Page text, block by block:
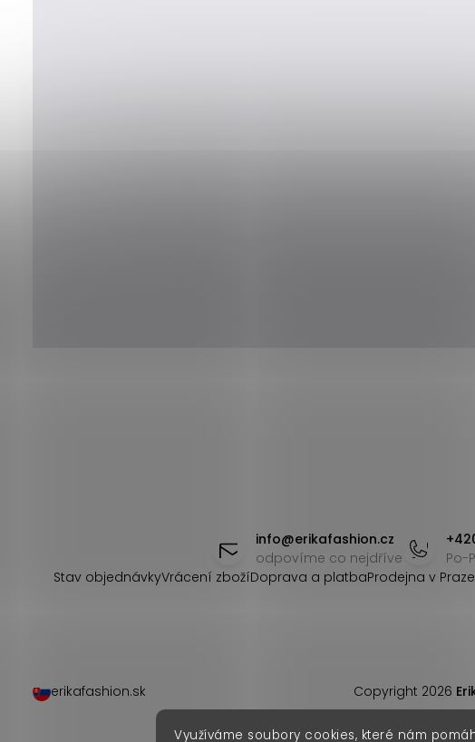
Využíváme soubory cookies, které nám
info@erikafashion.cz
odpovíme co nejdříve
Po-
Stav objednávkyVrácení zbožíDoprava a platbaProdejna v Praze
Copyright 2026
erikafashion.sk